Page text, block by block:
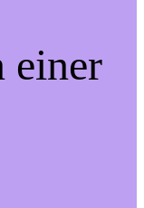
einer